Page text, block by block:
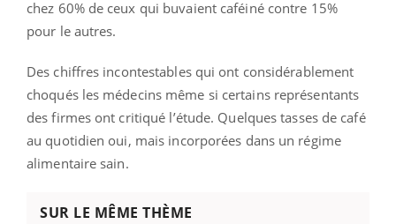
chez 60% de ceux qui buvaient caféiné contre 15%
pour le autres.
Des chiffres incontestables qui ont considérablement
choqués les médecins même si certains représentants
des firmes ont critiqué l’étude. Quelques tasses de café
au quotidien oui, mais incorporées dans un régime
alimentaire sain.
SUR LE MÊME THÈME